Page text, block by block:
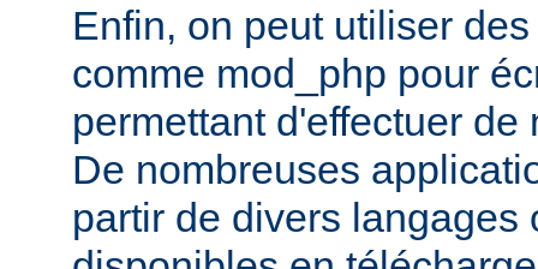
Enfin, on peut utiliser
comme mod_php pour
permettant d'effectuer
De nombreuses
partir de divers langages